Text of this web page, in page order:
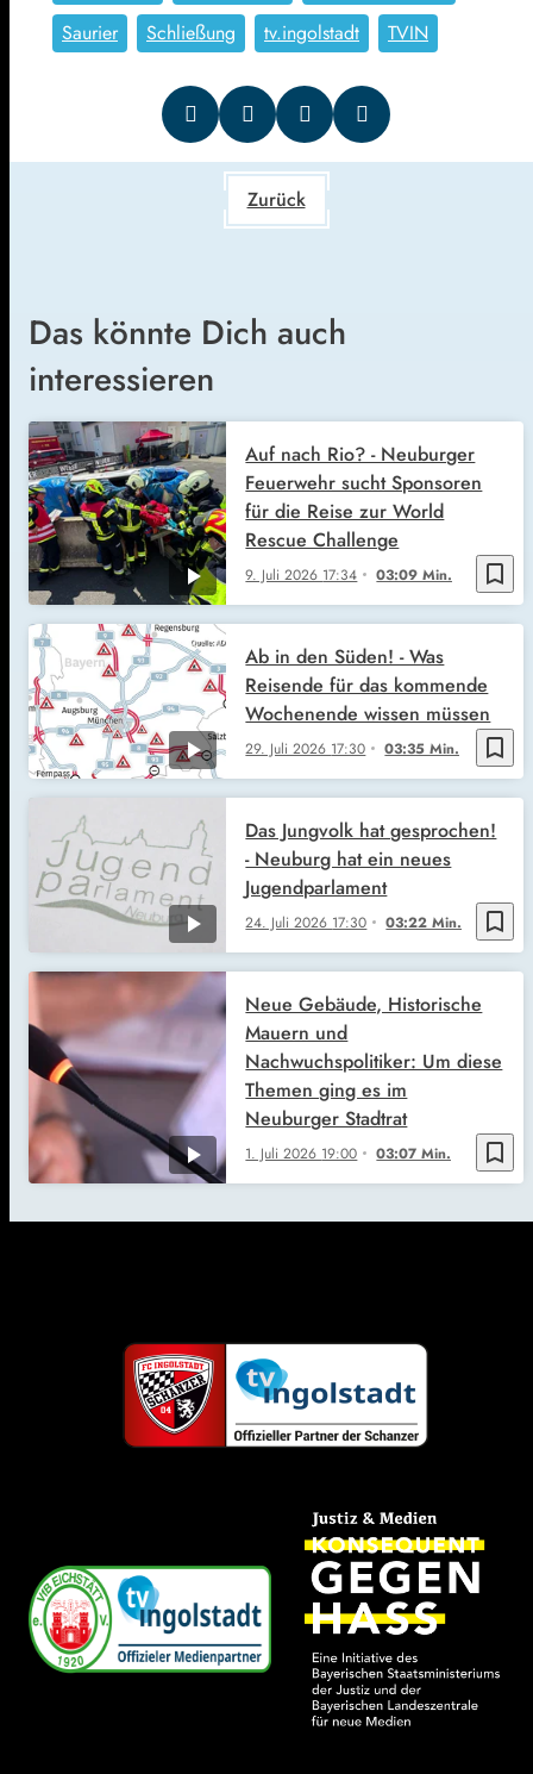
Saurier
Schließung tv.ingolstadt TVIN
Zurück
Das könnte Dich auch
interessieren
bookmark_border
9. Juli 2026 17:34 03:09 Min.
Auf nach Rio? - Neuburger
Feuerwehr sucht Sponsoren
für die Reise zur World
Rescue Challenge
bookmark_border
29. Juli 2026 17:30 03:35 Min.
Ab in den Süden! - Was
Reisende für das kommende
Wochenende wissen müssen
bookmark_border
24. Juli 2026 17:30 03:22 Min.
Das Jungvolk hat gesprochen!
- Neuburg hat ein neues
Jugendparlament
bookmark_border
1. Juli 2026 19:00 03:07 Min.
Neue Gebäude, Historische
Mauern und
Nachwuchspolitiker: Um diese
Themen ging es im
Neuburger Stadtrat